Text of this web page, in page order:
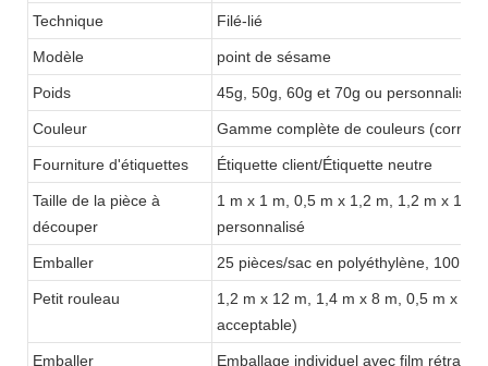
Technique Filé-lié
Modèle point de sésame
Poids 45g, 50g, 60g et 70g ou personnalisés
Couleur Gamme complète de couleurs
Fourniture d'étiquettes Étiquette client/Étiquette neutre
Taille de la pièce à
découper
1 m x 1 m, 0,5 m x 1,2 m, 1,2 m x 1,2
personnalisé
Emballer 25 pièces/sac en polyéthylène, 100
Petit rouleau
1,2 m x 12 m, 1,4 m x 8 m, 0,5 m x 24
acceptable)
Emballer Emballage individuel avec film